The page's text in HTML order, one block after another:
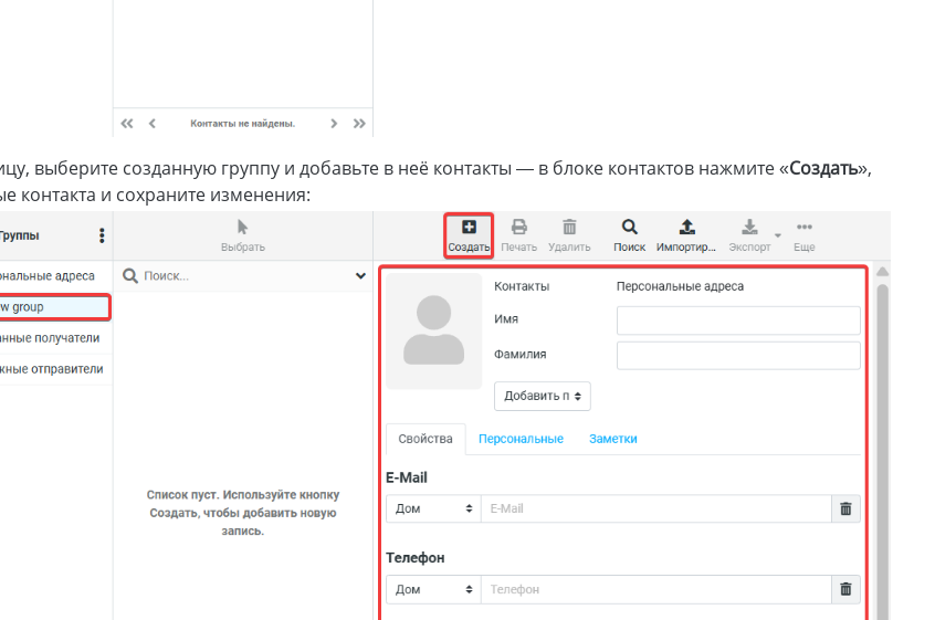
выберите созданную группу и добавьте в неё контакты — в блоке контактов нажмите «Создать»,
контакта и сохраните изменения: